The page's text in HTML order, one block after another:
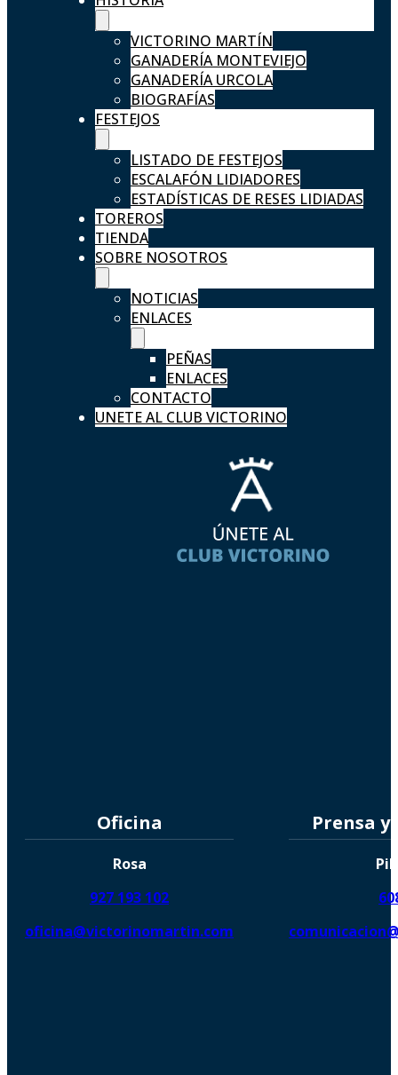
VICTORINO MARTÍN
GANADERÍA MONTEVIEJO
GANADERÍA URCOLA
BIOGRAFÍAS
FESTEJOS
LISTADO DE FESTEJOS
ESCALAFÓN LIDIADORES
ESTADÍSTICAS DE RESES LIDIADAS
TOREROS
TIENDA
SOBRE NOSOTROS
NOTICIAS
ENLACES
PEÑAS
ENLACES
CONTACTO
UNETE AL CLUB VICTORINO
Oficina
Rosa
927 193 102
oficina@victorinomartin.com
Prensa